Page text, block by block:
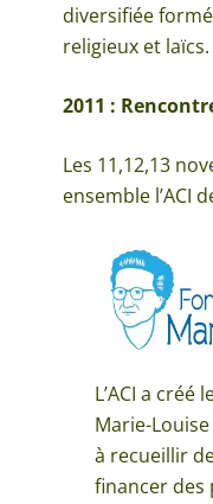
diversifiée
religieux et laïcs.
2011 :
Les 11,12,13
ensemble l’ACI
L’ACI a
Marie-
à recueillir
financer des